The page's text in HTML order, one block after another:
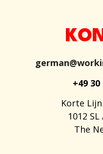
+49 30
Korte
1012
The